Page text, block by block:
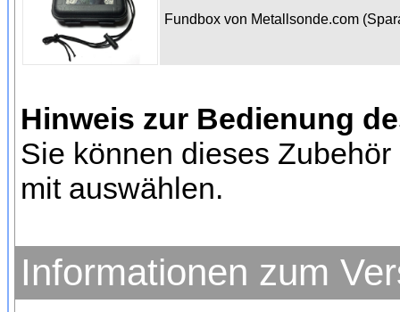
Fundbox von Metallsonde.com
Hinweis zur Bedienung
Sie können dieses
mit auswählen.
Informationen zum